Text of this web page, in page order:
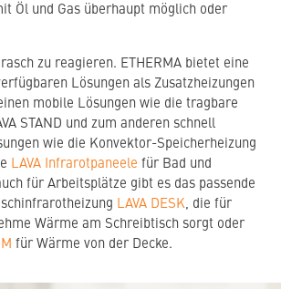
Öl und Gas überhaupt möglich oder
zu reagieren. ETHERMA bietet eine
Lösungen als Zusatzheizungen
mobile Lösungen wie die tragbare
STAND und zum anderen schnell
wie die Konvektor-Speicherheizung
LAVA Infrarotpaneele für Bad und
für Arbeitsplätze gibt es das passende
LAVA DESK, die für
Wärme am Schreibtisch sorgt oder
für Wärme von der Decke.